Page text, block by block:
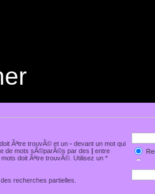
Ãªtre trouvÃ© et un- devant un mot qui
de mots sÃ©parÃ©s par des| entre
doit Ãªtre trouvÃ©. Utilisez un *
recherches partielles.